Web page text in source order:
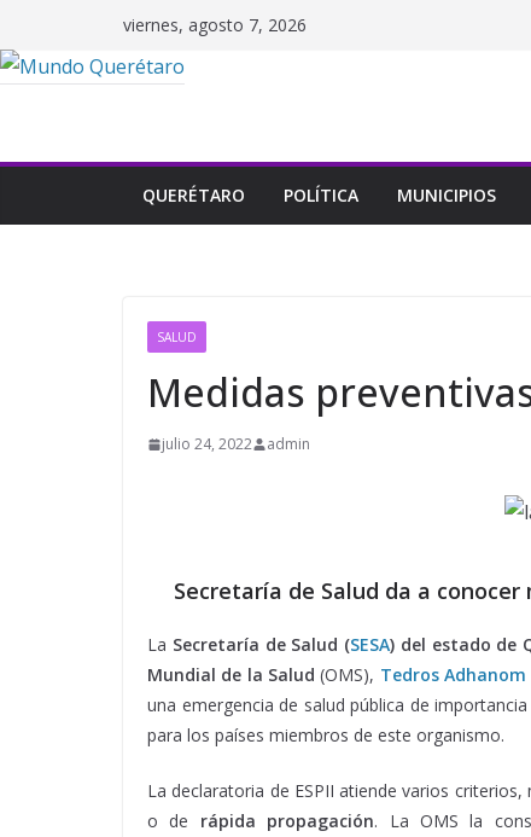
al
contenido
viernes, agosto 7, 2026
QUERÉTARO POLÍTICA MUNICIPIOS
SALUD
Medidas
julio 24, 2022 admin
Secretaría de Salud da a
La Secretaría de Salud (SESA) del estado de
Mundial de la Salud (OMS), Tedros Adhanom
una emergencia de salud pública de
para los países miembros de este organismo.
La declaratoria de ESPII atiende varios
o de rápida propagación. La OMS la